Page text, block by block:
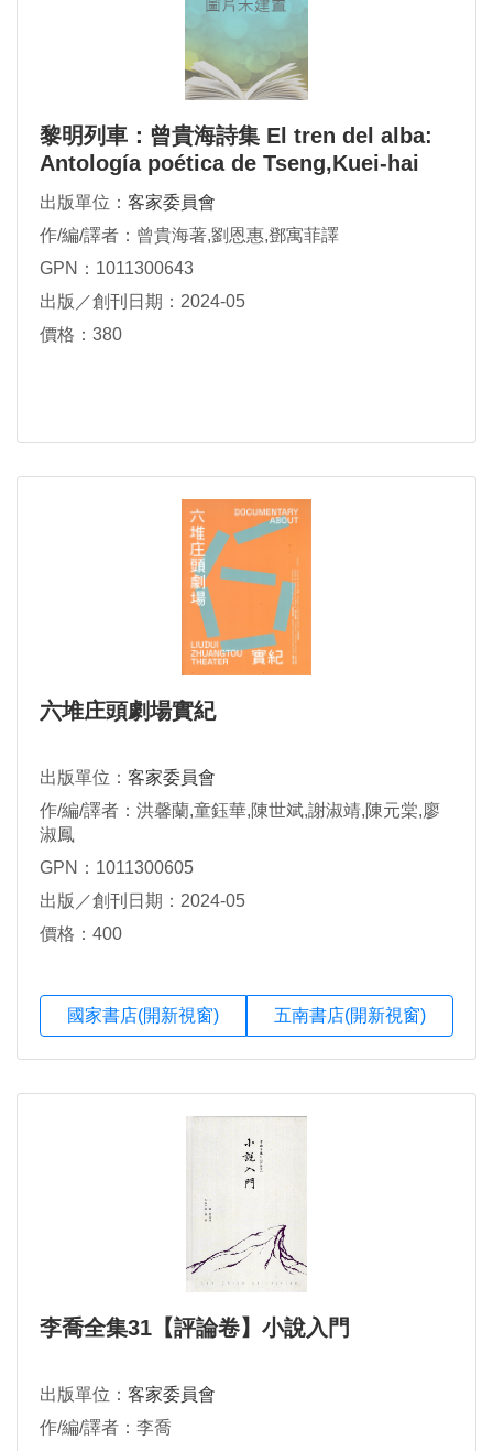
黎明列車：曾貴海詩集 El tren del alba:
Antología poética de Tseng,Kuei-hai
出版單位： 客家委員會
作/編/譯者：曾貴海著,劉恩惠,鄧寓菲譯
GPN：1011300643
出版／創刊日期：2024-05
價格：380
六堆庄頭劇場實紀
出版單位： 客家委員會
作/編/譯者：洪馨蘭,童鈺華,陳世斌,謝淑靖,陳元棠,廖
淑鳳
GPN：1011300605
出版／創刊日期：2024-05
價格：400
國家書店(開新視窗) 五南書店(開新視窗)
李喬全集31【評論卷】小說入門
出版單位： 客家委員會
作/編/譯者：李喬